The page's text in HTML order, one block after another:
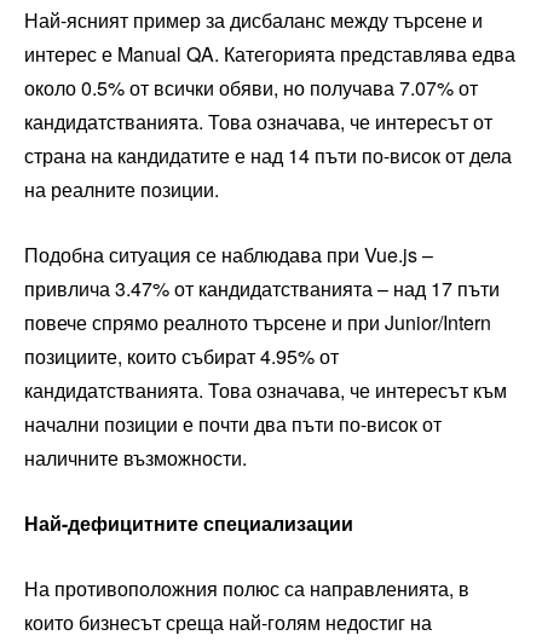
Най-ясният пример за дисбаланс между търсене и
интерес е Manual QA. Категорията представлява едва
около 0.5% от всички обяви, но получава 7.07% от
кандидатстванията. Това означава, че интересът от
страна на кандидатите е над 14 пъти по-висок от дела
на реалните позиции.
Подобна ситуация се наблюдава при Vue.js –
привлича 3.47% от кандидатстванията – над 17 пъти
повече спрямо реалното търсене и при Junior/Intern
позициите, които събират 4.95% от
кандидатстванията. Това означава, че интересът към
начални позиции е почти два пъти по-висок от
наличните възможности.
Най-дефицитните специализации
На противоположния полюс са направленията, в
които бизнесът среща най-голям недостиг на